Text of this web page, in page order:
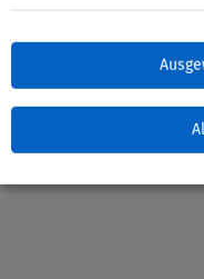
(Umweltbildung,
Klimaschutz,
Bildungssystem,
Frühkindliche
+1